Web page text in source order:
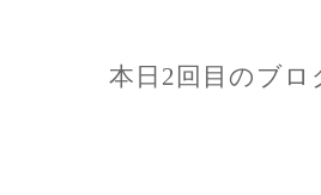
本日2回目のブ